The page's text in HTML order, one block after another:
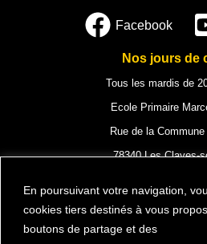
En poursuivant votre navigation,
cookies tiers destinés à vous
boutons de partage et des
Facebook
Nos jours de
Tous les mardis de
Ecole Primaire
Rue de la
78340 Les Clayes-
Mentions